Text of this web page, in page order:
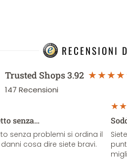
RECENSIONI
Trusted Shops3.92
147 Recensioni
senza…
senza problemi si ordina il
cosa dire siete bravi.